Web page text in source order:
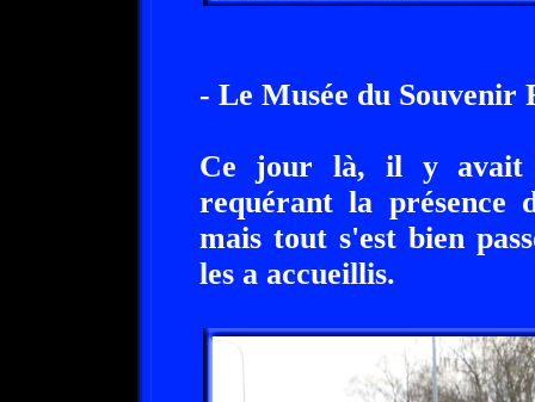
- Le Musée du Souvenir
Ce jour là, il y avait
requérant la présence
mais tout s'est bien
les a accueillis.